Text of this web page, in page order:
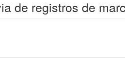
de registros de